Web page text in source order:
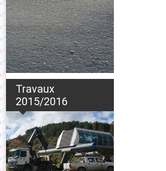
Travaux
2015/2016